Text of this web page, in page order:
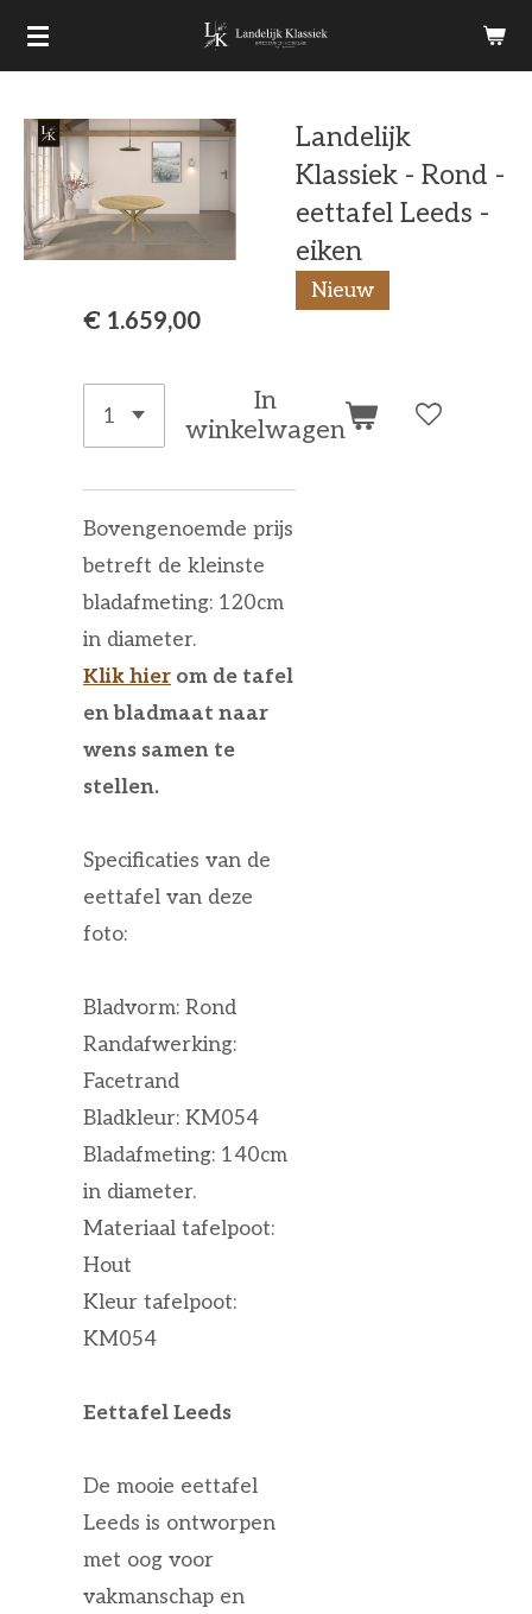
Ga
direct
de
hoofdinhoud
Landelijk
Klassiek - Rond -
eettafel Leeds -
eiken
Nieuw
€ 1.659,00
In
winkelwagen
Bovengenoemde prijs
betreft de kleinste
bladafmeting: 120cm
in diameter.
Klik hier om de tafel
en bladmaat naar
wens samen te
stellen.
Specificaties van de
eettafel van deze
foto:
Bladvorm: Rond
Randafwerking:
Facetrand
Bladkleur: KM054
Bladafmeting: 140cm
in diameter.
Materiaal tafelpoot:
Hout
Kleur tafelpoot:
KM054
Eettafel Leeds
De mooie eettafel
Leeds is ontworpen
met oog voor
vakmanschap en